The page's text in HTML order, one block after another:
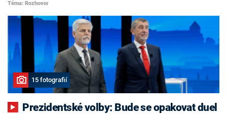
Téma: Rozhovor
15 fotografií